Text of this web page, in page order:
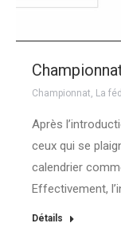
Championnat, La
Après
ceux qui se
calendrier
Effectivement,
Détails